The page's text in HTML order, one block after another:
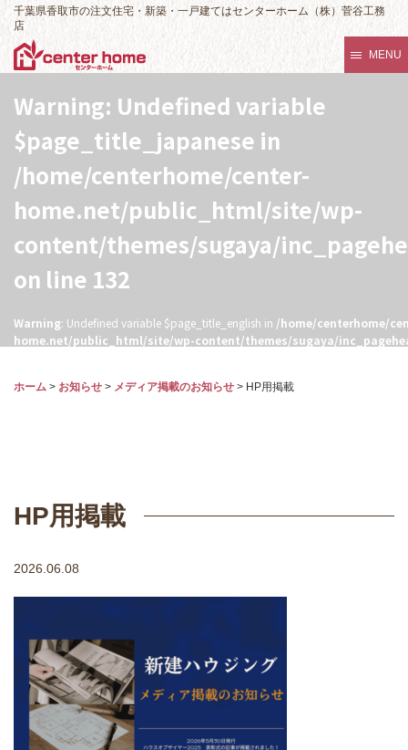
千葉県香取市の注文住宅・新築・一戸建てはセンターホーム（株）菅谷工務
店
MENU
Warning: Undefined variable
$page_title_japanese in
/home/centerhome/center-
home.net/public_html/site/wp-
content/themes/sugaya/
on line 132
Warning: Undefined variable $page_title_english in /home/centerhome/
home.net/public_html/site/wp-content/themes/sugaya/
ホーム > お知らせ > メディア掲載のお知らせ > HP用掲載
HP用掲載
2026.06.08